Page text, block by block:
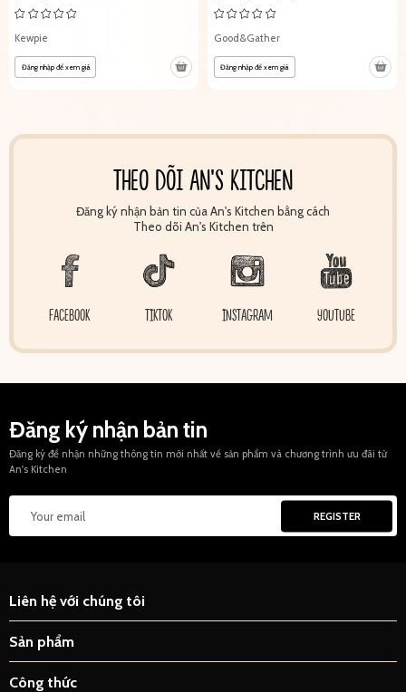
Kewpie
Đăng nhập để xem giá
Good&Gather
Đăng nhập để xem giá
THEO DÕI AN'S KITCHEN
Đăng ký nhận bản tin của An's Kitchen bằng cách
Theo dõi An's Kitchen trên
FACEBOOK TIKTOK INSTAGRAM YOUTUBE
Đăng ký nhận bản tin
Đăng ký để nhận những thông tin mới nhất về sản phẩm và chương trình ưu đãi từ
An's Kitchen
Liên hệ với chúng tôi
Sản phẩm
Công thức